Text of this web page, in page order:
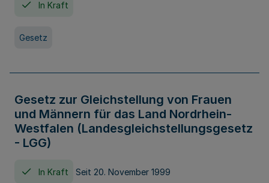
In Kraft
Gesetz
Gesetz zur Gleichstellung von Frauen
und Männern für das Land Nordrhein-
Westfalen (Landesgleichstellungsgesetz
- LGG)
In Kraft Seit 20. November 1999